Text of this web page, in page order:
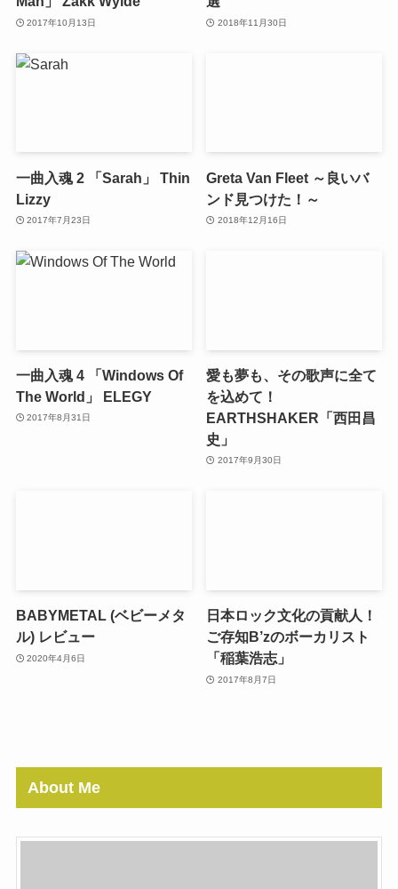
2017年10月13日 2018年11月30日
一曲入魂 2 「Sarah」 Thin
Lizzy
2017年7月23日
Greta Van Fleet ～良いバ
ンド見つけた！～
2018年12月16日
一曲入魂 4 「Windows Of
The World」 ELEGY
2017年8月31日
愛も夢も、その歌声に全て
を込めて！
EARTHSHAKER「西田昌
史」
2017年9月30日
BABYMETAL (ベビーメタ
ル) レビュー
2020年4月6日
日本ロック文化の貢献人！
ご存知B’zのボーカリスト
「稲葉浩志」
2017年8月7日
About Me